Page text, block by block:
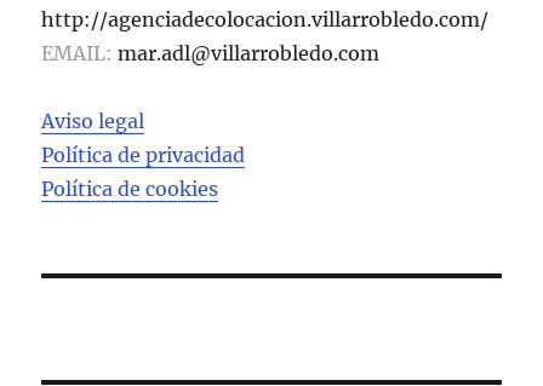
http://agenciadecolocacion.villarrobledo.com/
EMAIL: mar.adl@villarrobledo.com
Aviso legal
Política de privacidad
Política de cookies